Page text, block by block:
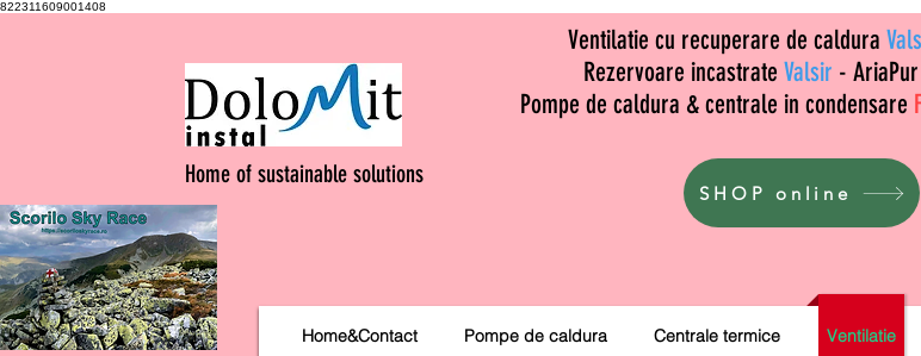
822311609001408
Home of sustainable solutions
SHOP online
Ventilatie cu recuperare de caldura
Rezervoare incastrate Valsir - AriaPur
Pompe de caldura & centrale in condensare
Home&Contact Pompe de caldura Centrale termice Ventilatie